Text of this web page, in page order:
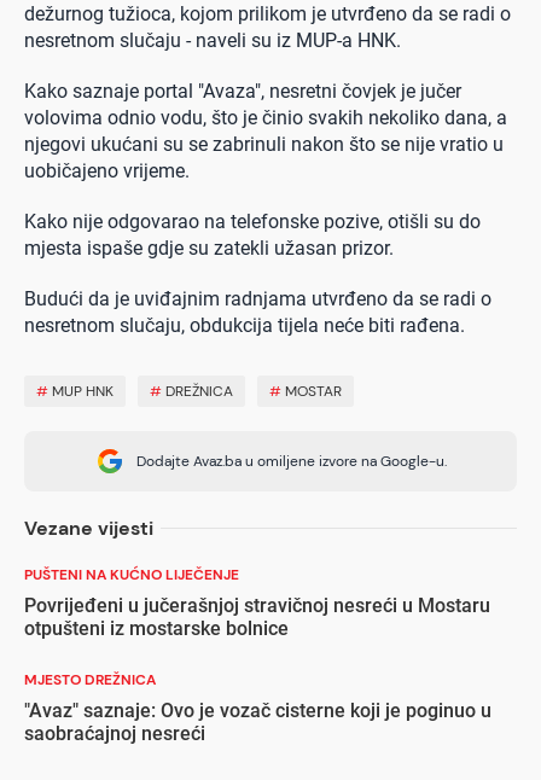
dežurnog tužioca, kojom prilikom je utvrđeno da se radi o
nesretnom slučaju - naveli su iz MUP-a HNK.
Kako saznaje portal "Avaza", nesretni čovjek je jučer
volovima odnio vodu, što je činio svakih nekoliko dana, a
njegovi ukućani su se zabrinuli nakon što se nije vratio u
uobičajeno vrijeme.
Kako nije odgovarao na telefonske pozive, otišli su do
mjesta ispaše gdje su zatekli užasan prizor.
Budući da je uviđajnim radnjama utvrđeno da se radi o
nesretnom slučaju, obdukcija tijela neće biti rađena.
# MUP HNK # DREŽNICA # MOSTAR
Dodajte Avaz.ba u omiljene izvore na Google-u.
Vezane vijesti
PUŠTENI NA KUĆNO LIJEČENJE
Povrijeđeni u jučerašnjoj stravičnoj nesreći u Mostaru
otpušteni iz mostarske bolnice
MJESTO DREŽNICA
"Avaz" saznaje: Ovo je vozač cisterne koji je poginuo u
saobraćajnoj nesreći